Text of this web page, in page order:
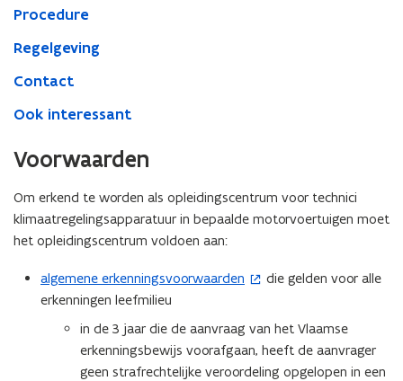
n
o
p
e
t
n
n
Procedure
Regelgeving
Contact
Ook interessant
Voorwaarden
Om erkend te worden als opleidingscentrum voor technici
klimaatregelingsapparatuur in bepaalde motorvoertuigen moet
het opleidingscentrum voldoen aan:
algemene erkenningsvoorwaarden
(
o
die gelden voor alle
erkenningen leefmilieu
in de 3 jaar die de aanvraag van het Vlaamse
erkenningsbewijs voorafgaan, heeft de aanvrager
geen strafrechtelijke veroordeling opgelopen in een